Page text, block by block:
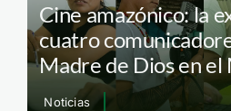
Cine amazónico: la
cuatro
Madre de Dios en el
Noticias